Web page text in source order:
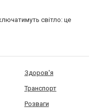
світло: це
Здоров'я
Транспорт
Розваги